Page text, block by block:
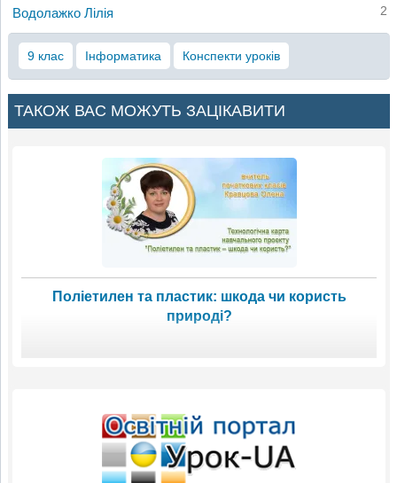
Водолажко Лілія 2
9 клас Інформатика Конспекти уроків
ТАКОЖ ВАС МОЖУТЬ ЗАЦІКАВИТИ
Поліетилен та пластик: шкода чи користь
природі?